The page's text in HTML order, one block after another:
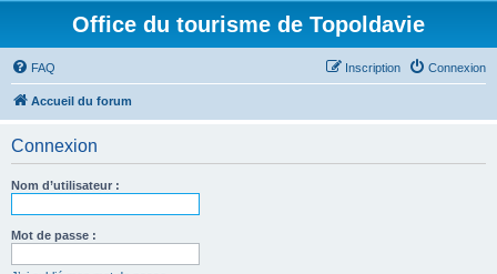
Office du tourisme de Topoldavie
FAQ Connexion
Inscription
Accueil du forum
Connexion
Nom d’utilisateur :
Mot de passe :